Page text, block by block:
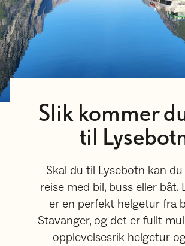
Slik kommer
til
Skal du til Lysebotn kan
reise med bil, buss eller båt.
er en perfekt helgetur fra
Stavanger, og det er fullt
opplevelsesrik helgetur